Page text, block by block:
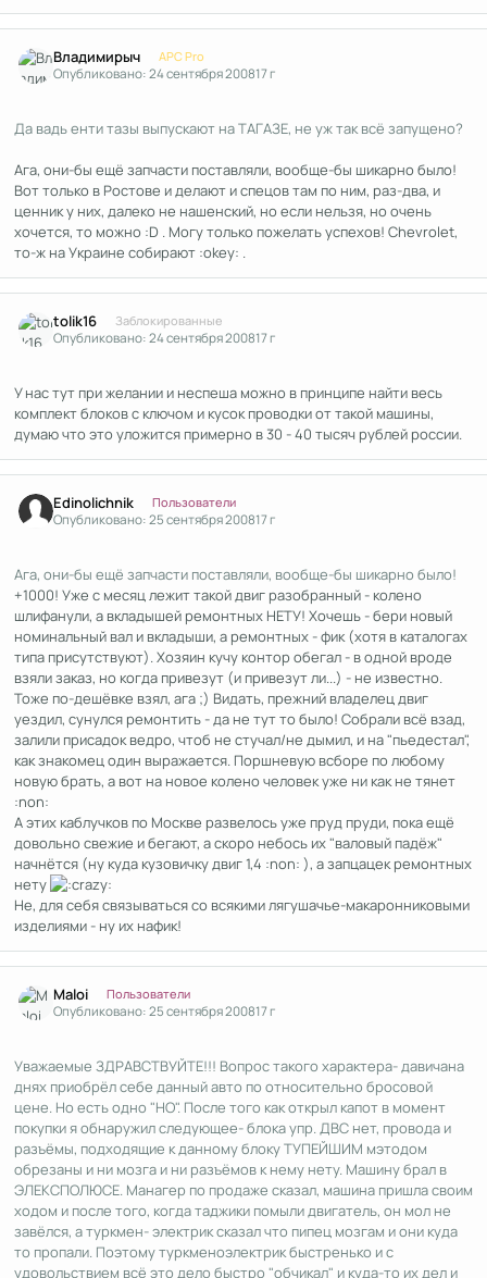
Владимирыч APC Pro
Опубликовано:24 сентября 200817 г
Да вадь енти тазы выпускают на ТАГАЗЕ, не уж так всё запущено?
Ага, они-бы ещё запчасти поставляли, вообще-бы шикарно было!
Вот только в Ростове и делают и спецов там по ним, раз-два, и
ценник у них, далеко не нашенский, но если нельзя, но очень
хочется, то можно :D . Могу только пожелать успехов! Chevrolet,
то-ж на Украине собирают :okey: .
tolik16 Заблокированные
Опубликовано:24 сентября 200817 г
У нас тут при желании и неспеша можно в принципе найти весь
комплект блоков с ключом и кусок проводки от такой машины,
думаю что это уложится примерно в 30 - 40 тысяч рублей россии.
Edinolichnik Пользователи
Опубликовано:25 сентября 200817 г
Ага, они-бы ещё запчасти поставляли, вообще-бы шикарно было!
+1000! Уже с месяц лежит такой двиг разобранный - колено
шлифанули, а вкладышей ремонтных НЕТУ! Хочешь - бери новый
номинальный вал и вкладыши, а ремонтных - фик (хотя в каталогах
типа присутствуют). Хозяин кучу контор обегал - в одной вроде
взяли заказ, но когда привезут (и привезут ли...) - не известно.
Тоже по-дешёвке взял, ага ;) Видать, прежний владелец двиг
уездил, сунулся ремонтить - да не тут то было! Собрали всё взад,
залили присадок ведро, чтоб не стучал/не дымил, и на "пьедестал",
как знакомец один выражается. Поршневую всборе по любому
новую брать, а вот на новое колено человек уже ни как не тянет
:non:
А этих каблучков по Москве развелось уже пруд пруди, пока ещё
довольно свежие и бегают, а скоро небось их "валовый падёж"
начнётся (ну куда кузовичку двиг 1,4 :non: ), а запцацек ремонтных
нету
Не, для себя связываться со всякими лягушачье-макаронниковыми
изделиями - ну их нафик!
Maloi Пользователи
Опубликовано:25 сентября 200817 г
Уважаемые ЗДРАВСТВУЙТЕ!!! Вопрос такого характера- давичана
днях приобрёл себе данный авто по относительно бросовой
цене. Но есть одно "НО". После того как открыл капот в момент
покупки я обнаружил следующее- блока упр. ДВС нет, провода и
разъёмы, подходящие к данному блоку ТУПЕЙШИМ мэтодом
обрезаны и ни мозга и ни разъёмов к нему нету. Машину брал в
ЭЛЕКСПОЛЮСЕ. Манагер по продаже сказал, машина пришла своим
ходом и после того, когда таджики помыли двигатель, он мол не
завёлся, а туркмен- электрик сказал что пипец мозгам и они куда
то пропали. Поэтому туркменоэлектрик быстренько и с
удовольствием всё это дело быстро "обчикал" и куда-то их дел и